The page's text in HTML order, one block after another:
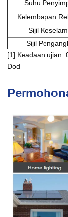
Suhu
Kelembapan
Sijil
Sijil
[1] Keadaan ujian:
Dod